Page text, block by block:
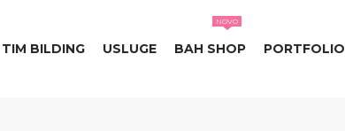
TIM BILDING USLUGE BAH SHOP
NOVO
PORTFOLIO